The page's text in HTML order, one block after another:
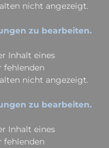
nicht angezeigt.
zu bearbeiten.
Inhalt eines
nicht angezeigt.
zu bearbeiten.
Inhalt eines